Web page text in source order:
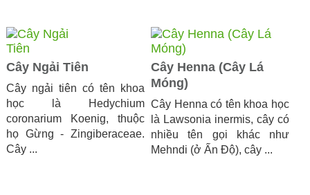
Cây Ngải Tiên
​Cây ngải tiên có tên khoa
học là Hedychium
coronarium Koenig, thuộc
họ Gừng - Zingiberaceae.
Cây ...
Cây Henna (Cây Lá
Móng)
Cây Henna có tên khoa học
là Lawsonia inermis, cây có
nhiều tên gọi khác như
Mehndi (ở Ấn Độ), cây ...